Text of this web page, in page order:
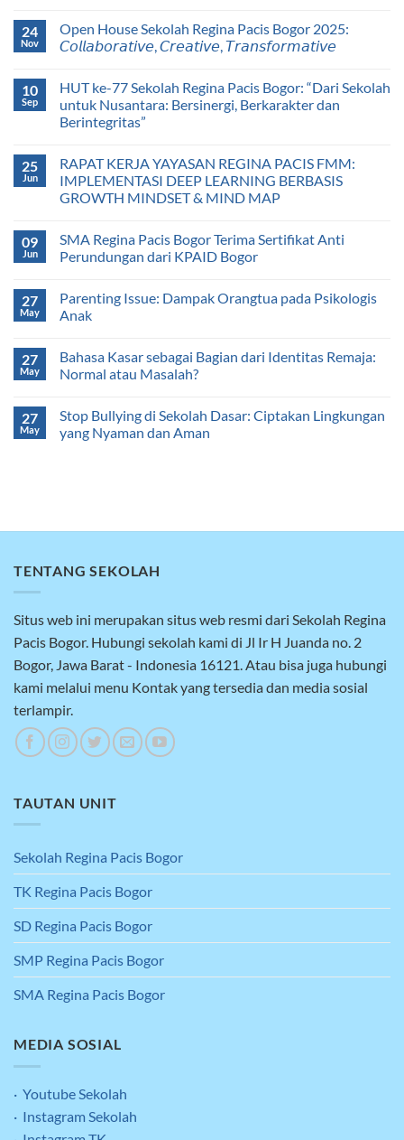
24
Nov
Open House Sekolah Regina Pacis Bogor 2025:
𝘊𝘰𝘭𝘭𝘢𝘣𝘰𝘳𝘢𝘵𝘪𝘷𝘦, 𝘊𝘳𝘦𝘢𝘵𝘪𝘷𝘦, 𝘛𝘳𝘢𝘯𝘴𝘧𝘰𝘳𝘮𝘢𝘵𝘪𝘷𝘦
10
Sep
HUT ke-77 Sekolah Regina Pacis Bogor: “Dari Sekolah
untuk Nusantara: Bersinergi, Berkarakter dan
Berintegritas”
25
Jun
RAPAT KERJA YAYASAN REGINA PACIS FMM:
IMPLEMENTASI DEEP LEARNING BERBASIS
GROWTH MINDSET & MIND MAP
09
Jun
SMA Regina Pacis Bogor Terima Sertifikat Anti
Perundungan dari KPAID Bogor
27
May
Parenting Issue: Dampak Orangtua pada Psikologis
Anak
27
May
Bahasa Kasar sebagai Bagian dari Identitas Remaja:
Normal atau Masalah?
27
May
Stop Bullying di Sekolah Dasar: Ciptakan Lingkungan
yang Nyaman dan Aman
TENTANG SEKOLAH
Situs web ini merupakan situs web resmi dari Sekolah Regina
Pacis Bogor. Hubungi sekolah kami di Jl Ir H Juanda no. 2
Bogor, Jawa Barat - Indonesia 16121. Atau bisa juga hubungi
kami melalui menu Kontak yang tersedia dan media sosial
terlampir.
TAUTAN UNIT
Sekolah Regina Pacis Bogor
TK Regina Pacis Bogor
SD Regina Pacis Bogor
SMP Regina Pacis Bogor
SMA Regina Pacis Bogor
MEDIA SOSIAL
· Youtube Sekolah
· Instagram Sekolah